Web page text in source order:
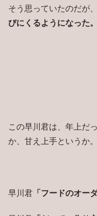
そう思っていたのだが、
びにくるようになった。
この早川君は、年上だ
か、甘え上手というか。
早川君 「フードのオー